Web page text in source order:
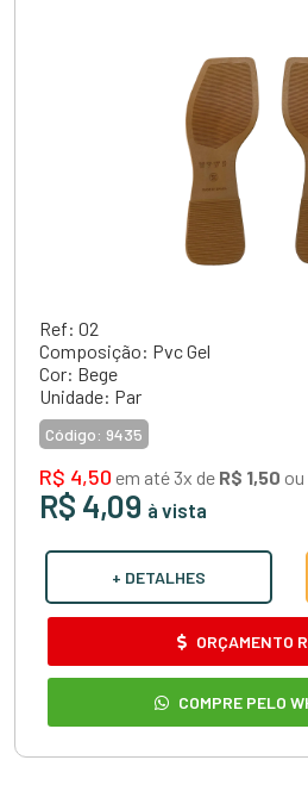
Ref: 02
Composição: Pvc Gel
Cor: Bege
Unidade: Par
Código: 9435
R$ 4,50 em até 3x de R$ 1,50 ou
R$ 4,09 à vista
+ DETALHES
ORÇAMENTO
COMPRE PELO